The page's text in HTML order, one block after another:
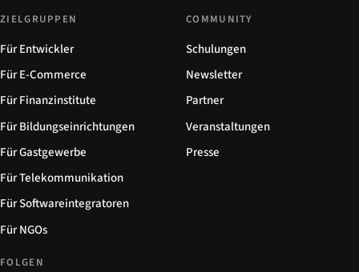
ZIELGRUPPEN
Für Entwickler
Für E-Commerce
Für Finanzinstitute
Für Bildungseinrichtungen
Für Gastgewerbe
Für Telekommunikation
Für Softwareintegratoren
Für NGOs
COMMUNITY
Schulungen
Newsletter
Partner
Veranstaltungen
Presse
FOLGEN